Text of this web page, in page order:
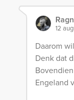
12
Daarom
Denk dat
Engeland